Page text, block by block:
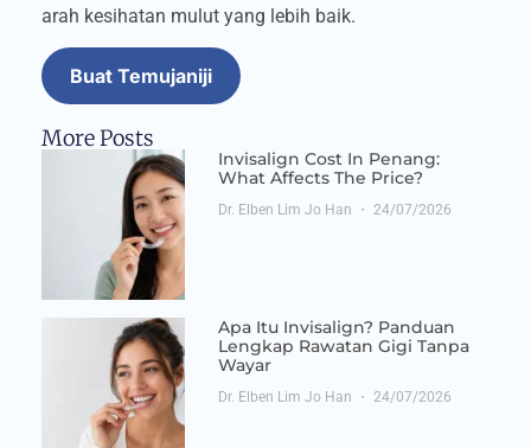
arah kesihatan mulut yang lebih baik.
Buat Temujaniji
More Posts
Invisalign Cost In Penang:
What Affects The Price?
Dr. Elben Lim Jo Han 24/07/2026
Apa Itu Invisalign? Panduan
Lengkap Rawatan Gigi Tanpa
Wayar
Dr. Elben Lim Jo Han 24/07/2026